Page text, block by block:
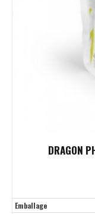
DRAGON
Emballage